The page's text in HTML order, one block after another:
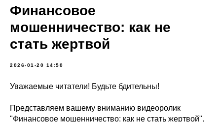
Финансовое
мошенничество: как не
стать жертвой
2026-01-20 14:50
Уважаемые читатели! Будьте бдительны!
Представляем вашему вниманию видеоролик
"Финансовое мошенничество: как не стать жертвой".